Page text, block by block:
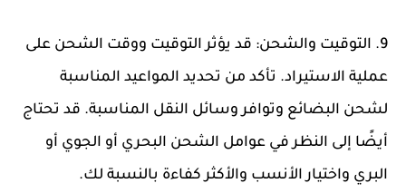
9. التوقيت والشحن: قد يؤثر التوقيت ووقت الشحن على
عملية الاستيراد. تأكد من تحديد المواعيد المناسبة
لشحن البضائع وتوافر وسائل النقل المناسبة. قد تحتاج
أيضًا إلى النظر في عوامل الشحن البحري أو الجوي أو
البري واختيار الأنسب والأكثر كفاءة بالنسبة لك.